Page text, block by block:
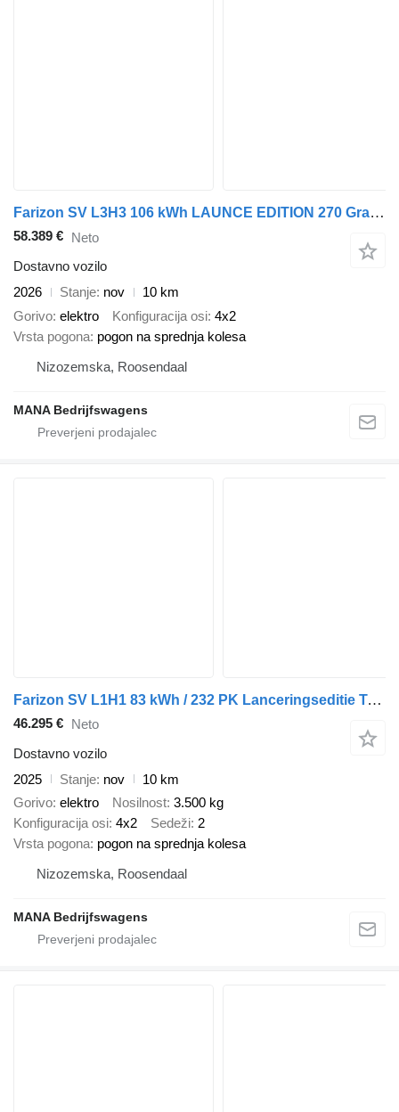
Farizon SV L3H3 106 kWh LAUNCE EDITION 270 Graden deuren Trekhaak 220v i
58.389 € Neto
Dostavno vozilo
2026
Stanje nov
10 km
Gorivo elektro Konfiguracija osi 4x2
Vrsta pogona pogon na sprednja kolesa
Nizozemska, Roosendaal
MANA Bedrijfswagens
Farizon SV L1H1 83 kWh / 232 PK Lanceringseditie Trekhaak Achterdeuren 2
46.295 € Neto
Dostavno vozilo
2025
Stanje nov
10 km
Gorivo elektro Nosilnost 3.500 kg
Konfiguracija osi 4x2 Sedeži 2
Vrsta pogona pogon na sprednja kolesa
Nizozemska, Roosendaal
MANA Bedrijfswagens